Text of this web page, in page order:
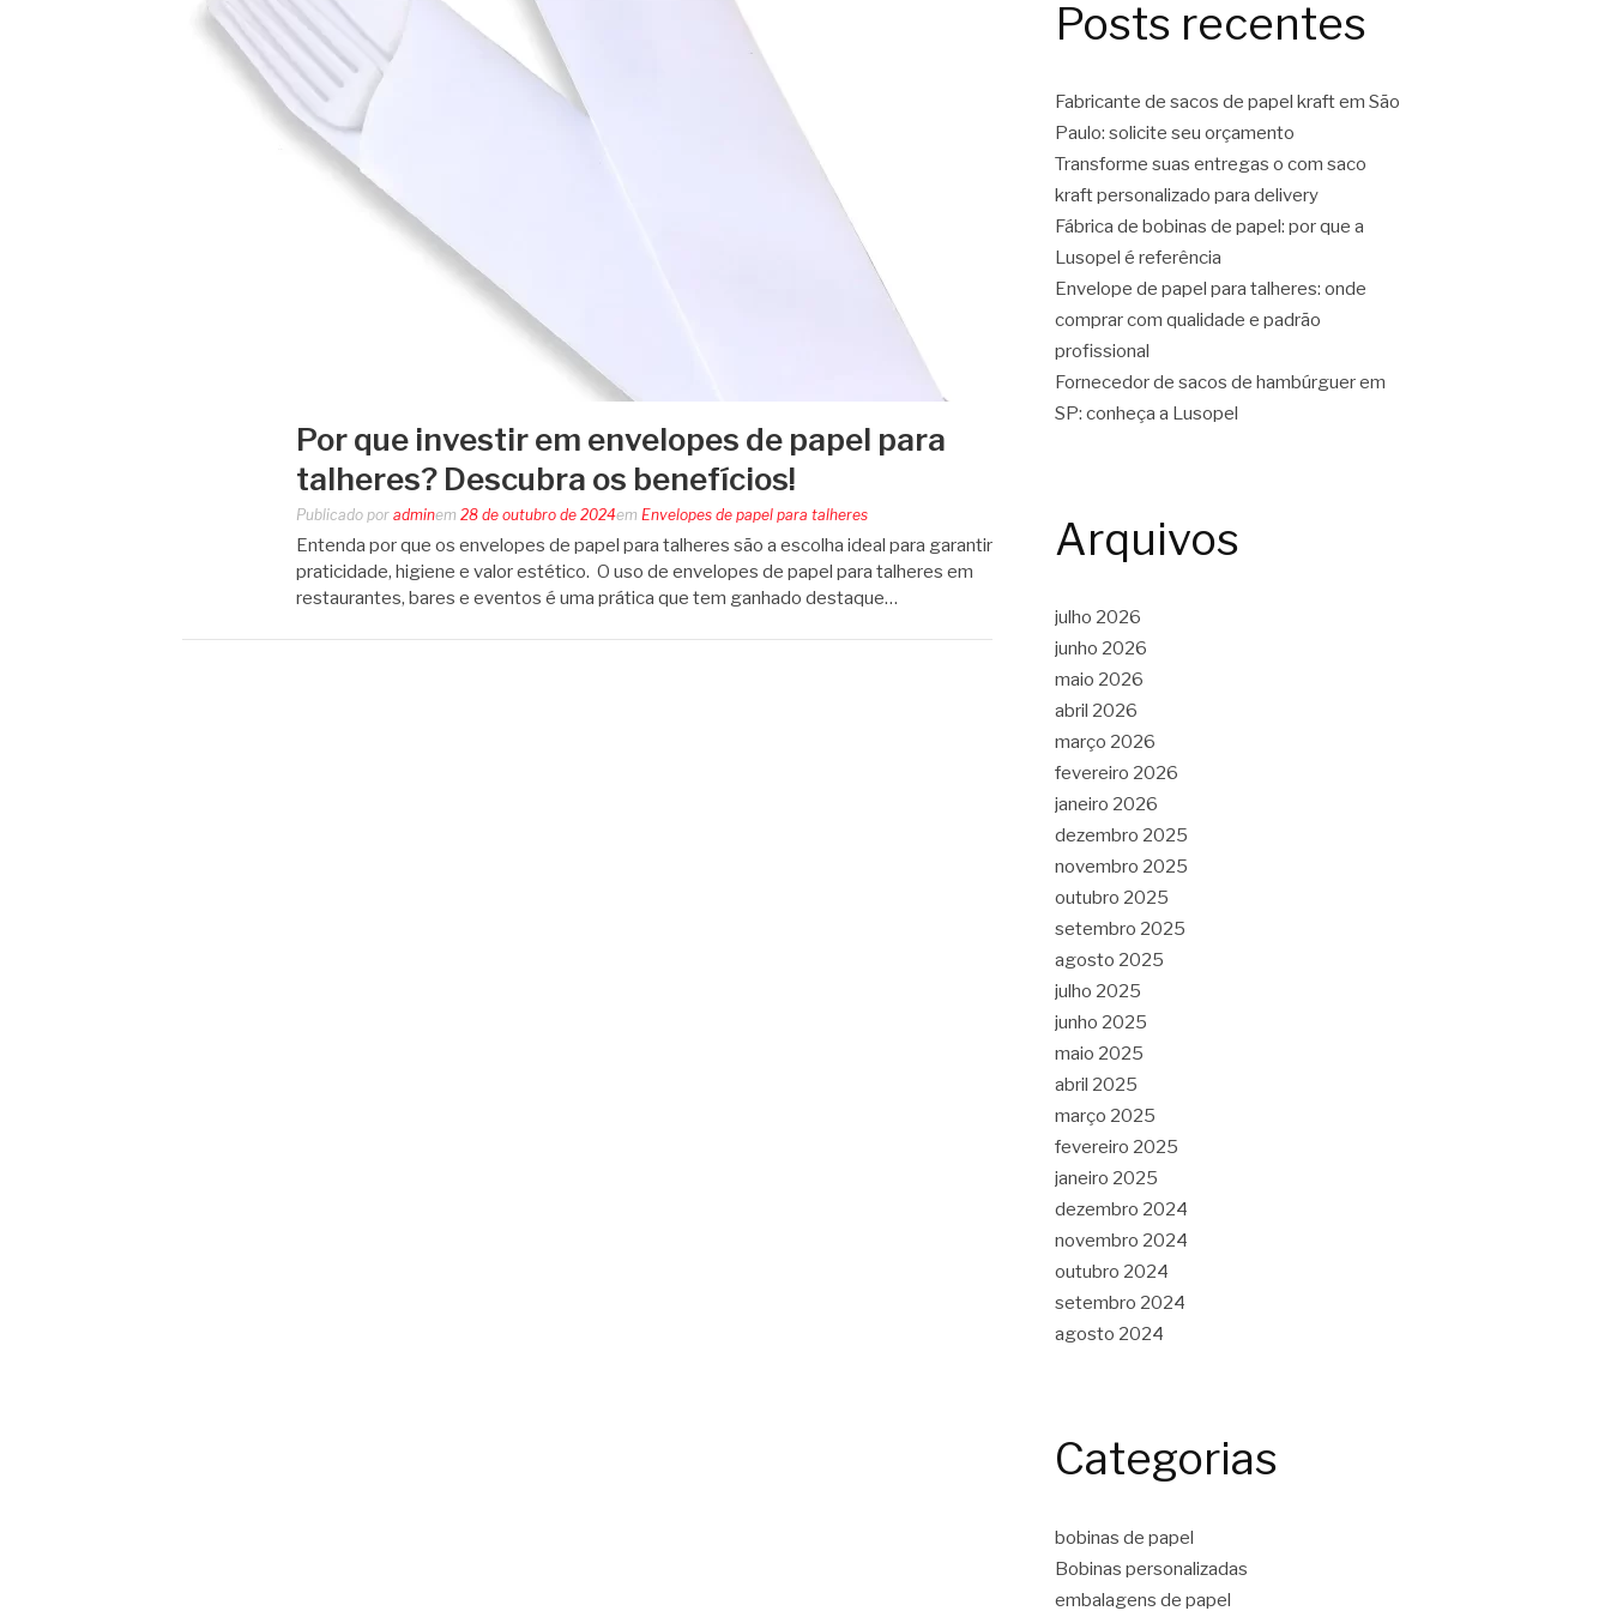
Por que investir em envelopes de papel para
talheres? Descubra os benefícios!
Publicado por adminem 28 de outubro de 2024em Envelopes de papel para talheres
Entenda por que os envelopes de papel para talheres são a escolha ideal para garantir
praticidade, higiene e valor estético. O uso de envelopes de papel para talheres em
restaurantes, bares e eventos é uma prática que tem ganhado destaque…
Posts recentes
Fabricante de sacos de papel kraft em São
Paulo: solicite seu orçamento
Transforme suas entregas o com saco
kraft personalizado para delivery
Fábrica de bobinas de papel: por que a
Lusopel é referência
Envelope de papel para talheres: onde
comprar com qualidade e padrão
profissional
Fornecedor de sacos de hambúrguer em
SP: conheça a Lusopel
Arquivos
julho 2026
junho 2026
maio 2026
abril 2026
março 2026
fevereiro 2026
janeiro 2026
dezembro 2025
novembro 2025
outubro 2025
setembro 2025
agosto 2025
julho 2025
junho 2025
maio 2025
abril 2025
março 2025
fevereiro 2025
janeiro 2025
dezembro 2024
novembro 2024
outubro 2024
setembro 2024
agosto 2024
Categorias
bobinas de papel
Bobinas personalizadas
embalagens de papel